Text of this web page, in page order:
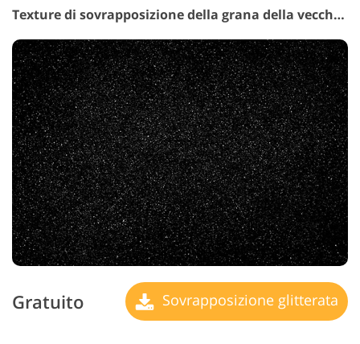
Texture di sovrapposizione della grana della vecchia pellicola n. 12 "Palazzo di Sogni"
Gratuito Sovrapposizione glitterata